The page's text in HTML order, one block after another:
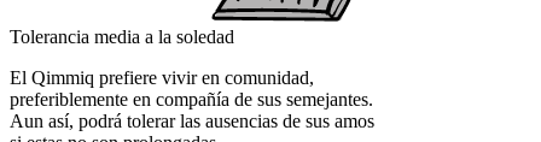
Tolerancia media a la soledad
El Qimmiq prefiere vivir en comunidad,
preferiblemente en compañía de sus semejantes.
Aun así, podrá tolerar las ausencias de sus amos